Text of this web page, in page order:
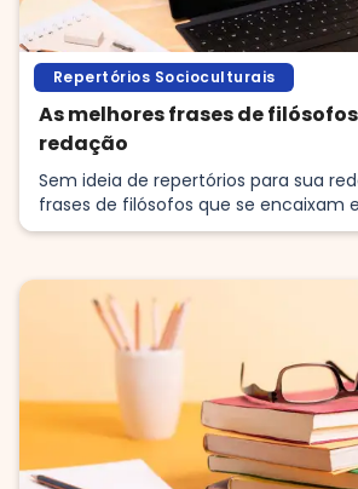
Repertórios Socioculturais
As melhores frases de
redação
Sem ideia de repertórios para sua
frases de filósofos que se encaixam